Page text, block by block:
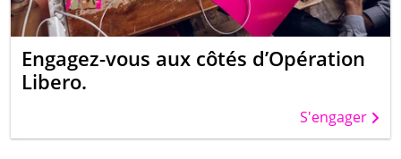
Engagez-vous aux côtés d’Opération
Libero.
S'engager